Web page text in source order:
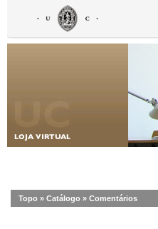
Topo » Catálogo » Comentários